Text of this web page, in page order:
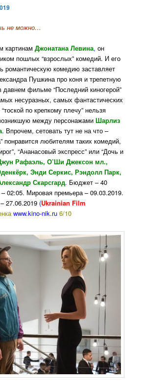
не можно…
картинам Джонатана Левина,он
пошлых “взрослых” комедий. И его
романтическую комедию заставляет
Пушкина про коня и трепетную
фильме “Последний киногерой”
несуразных, самых фантастических
по крепкому плечу” нельзя
между персонажами Шарлиз
. Впрочем, сетовать тут не на что –
понравится любителям таких комедий,
“Ананасовый экспресс” или “Дочь и
Рафаэль, О’Ши Джексон мл.,
Энди Серкис, Рэндолл Парк,
Скарсгард. Бюджет – 40
02:05. Мировая премьера – 09.03.2019.
27.06.2019 (Ukrainian Film
www.kino-nik.ru6/10